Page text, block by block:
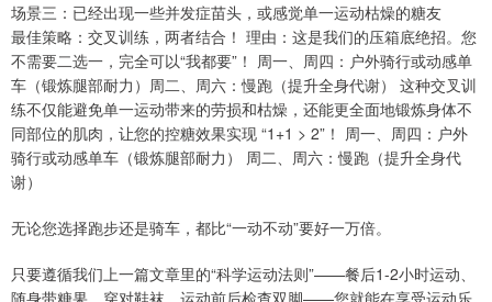
场景三：已经出现一些并发症苗头，或感觉单一运动枯燥的糖友
最佳策略：交叉训练，两者结合！ 理由：这是我们的压箱底绝招。您
不需要二选一，完全可以“我都要”！ 周一、周四：户外骑行或动感单
车（锻炼腿部耐力）周二、周六：慢跑（提升全身代谢） 这种交叉训
练不仅能避免单一运动带来的劳损和枯燥，还能更全面地锻炼身体不
同部位的肌肉，让您的控糖效果实现 “1+1 > 2”！ 周一、周四：户外
骑行或动感单车（锻炼腿部耐力） 周二、周六：慢跑（提升全身代
谢）
无论您选择跑步还是骑车，都比“一动不动”要好一万倍。
只要遵循我们上一篇文章里的“科学运动法则”——餐后1-2小时运动、